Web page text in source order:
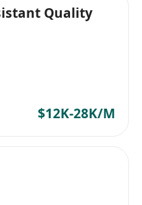
Quality
$12K-28K/M